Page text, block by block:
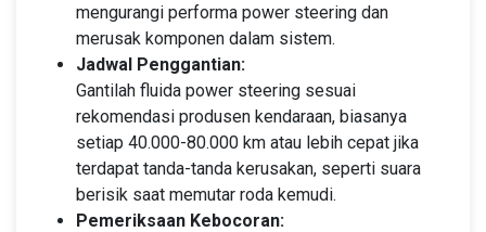
mengurangi performa power steering dan
merusak komponen dalam sistem.
Jadwal Penggantian:
Gantilah fluida power steering sesuai
rekomendasi produsen kendaraan, biasanya
setiap 40.000-80.000 km atau lebih cepat jika
terdapat tanda-tanda kerusakan, seperti suara
berisik saat memutar roda kemudi.
Pemeriksaan Kebocoran: